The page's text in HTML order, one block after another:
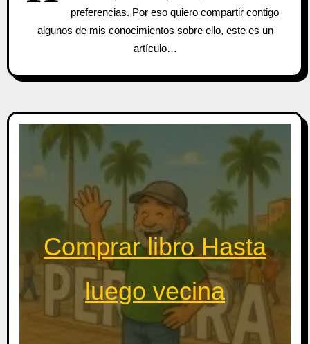
preferencias. Por eso quiero compartir contigo
algunos de mis conocimientos sobre ello, este es un
artículo…
Comprar libro Hasta
luego vecina